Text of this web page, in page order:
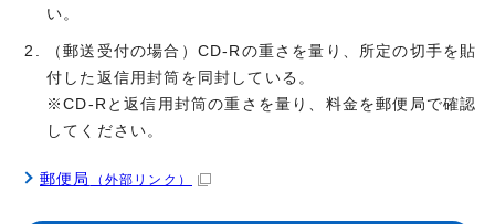
い。
（郵送受付の場合）CD-Rの重さを量り、所定の切手を貼
付した返信用封筒を同封している。
※CD-Rと返信用封筒の重さを量り、料金を郵便局で確認
してください。
郵便局 （外部リンク）